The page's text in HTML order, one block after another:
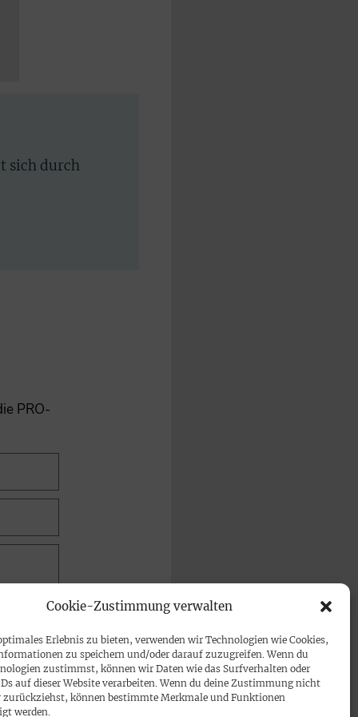
Cookie-Zustimmung verwalten
Erlebnis zu bieten, verwenden wir Technologien wie Cookies,
zu speichern und/oder darauf zuzugreifen. Wenn du
zustimmst, können wir Daten wie das Surfverhalten oder
auf dieser Website verarbeiten. Wenn du deine Zustimmung nicht
zurückziehst, können bestimmte Merkmale und Funktionen
werden.
sich durch
PRO-